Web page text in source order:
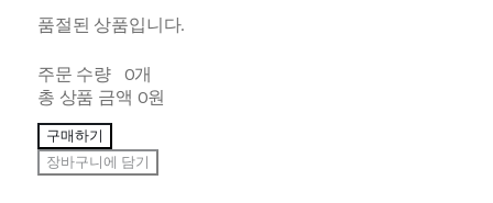
품절된 상품입니다.
주문 수량
0개
총 상품 금액 0원
구매하기
장바구니에 담기